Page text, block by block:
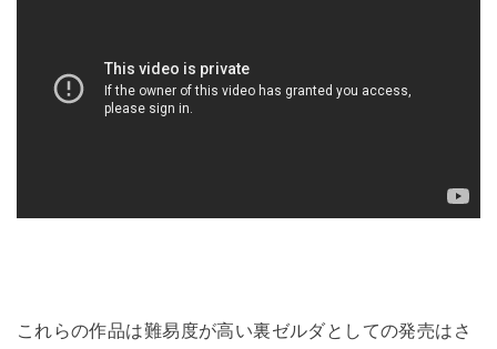
これらの作品は難易度が高い裏ゼルダとしての発売はさ